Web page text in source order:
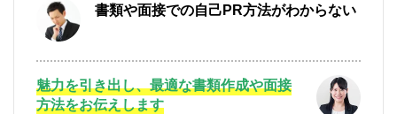
書類や面接での自己PR方法がわからない
魅力を引き出し、最適な書類作成や面接
方法をお伝えします